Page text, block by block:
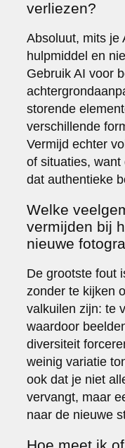
verliezen?
Absoluut, mits je
hulpmiddel en
Gebruik AI voor
storende
verschillende
Vermijd echter
of situaties,
dat authentieke
Welke
vermijden bij
nieuwe
De grootste fout
zonder te kijken
valkuilen zijn: te
waardoor
diversiteit
weinig variatie
ook dat je niet
vervangt, maar
naar de nieuwe
Hoe meet ik